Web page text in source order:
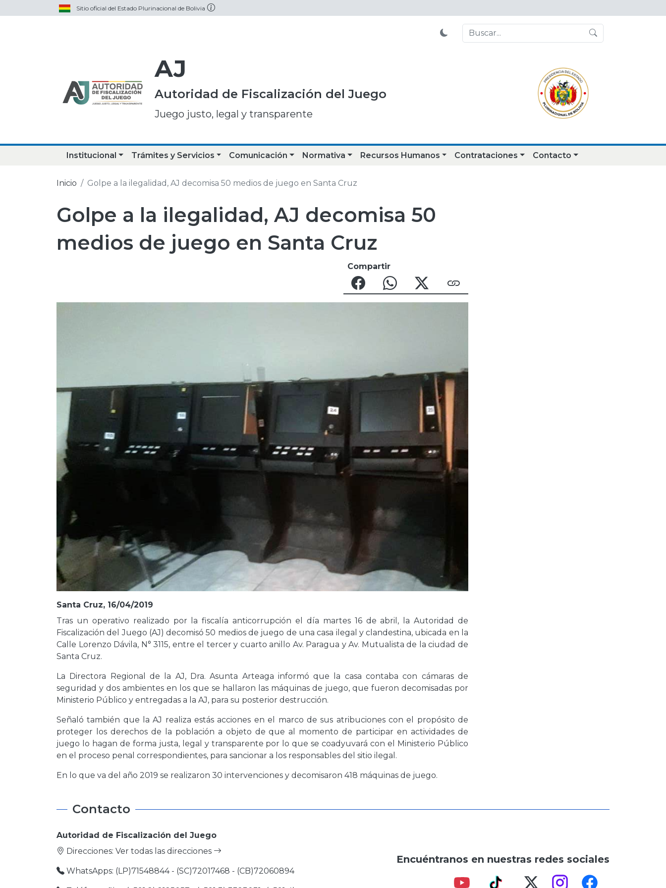
Sitio oficial del Estado Plurinacional de Bolivia
AJ
Autoridad de Fiscalización del Juego
Juego justo, legal y transparente
Institucional Trámites y Servicios Comunicación Normativa Recursos Humanos Contrataciones Contacto
Inicio Golpe a la ilegalidad, AJ decomisa 50 medios de juego en Santa Cruz
Golpe a la ilegalidad, AJ decomisa 50
medios de juego en Santa Cruz
Compartir
Santa Cruz, 16/04/2019
Tras un operativo realizado por la fiscalía anticorrupción el día martes 16 de abril, la Autoridad de
Fiscalización del Juego (AJ) decomisó 50 medios de juego de una casa ilegal y clandestina, ubicada en la
Calle Lorenzo Dávila, N° 3115, entre el tercer y cuarto anillo Av. Paragua y Av. Mutualista de la ciudad de
Santa Cruz.
La Directora Regional de la AJ, Dra. Asunta Arteaga informó que la casa contaba con cámaras de
seguridad y dos ambientes en los que se hallaron las máquinas de juego, que fueron decomisadas por
Ministerio Público y entregadas a la AJ, para su posterior destrucción.
Señaló también que la AJ realiza estás acciones en el marco de sus atribuciones con el propósito de
proteger los derechos de la población a objeto de que al momento de participar en actividades de
juego lo hagan de forma justa, legal y transparente por lo que se coadyuvará con el Ministerio Público
en el proceso penal correspondientes, para sancionar a los responsables del sitio ilegal.
En lo que va del año 2019 se realizaron 30 intervenciones y decomisaron 418 máquinas de juego.
Contacto
Autoridad de Fiscalización del Juego
Direcciones: Ver todas las direcciones
WhatsApps: (LP)71548844 - (SC)72017468 - (CB)72060894
Encuéntranos en nuestras redes sociales